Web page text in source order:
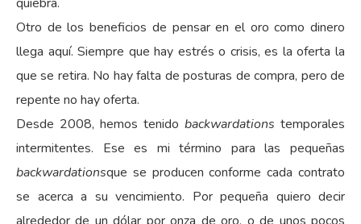
Otro de los beneficios de pensar en el oro como dinero
llega aquí. Siempre que hay estrés o crisis, es la oferta la
que se retira. No hay falta de posturas de compra, pero de
repente no hay oferta.
Desde 2008, hemos tenido backwardations temporales
intermitentes. Ese es mi término para las pequeñas
backwardationsque se producen conforme cada contrato
se acerca a su vencimiento. Por pequeña quiero decir
alrededor de un dólar por onza de oro, o de unos pocos